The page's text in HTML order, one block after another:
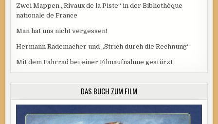
Zwei Mappen „Rivaux de la Piste“ in der Bibliothèque
nationale de France
Man hat uns nicht vergessen!
Hermann Rademacher und „Strich durch die Rechnung“
Mit dem Fahrrad bei einer Filmaufnahme gestürzt
DAS BUCH ZUM FILM